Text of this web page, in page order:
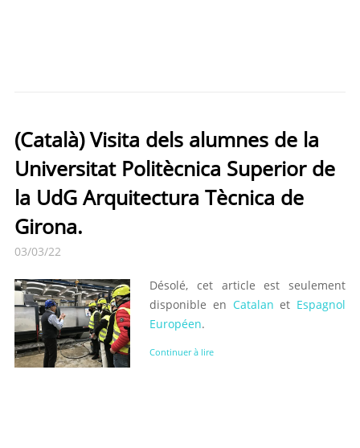
(Català) Visita dels alumnes de la
Universitat Politècnica Superior de
la UdG Arquitectura Tècnica de
Girona.
03/03/22
Désolé, cet article est seulement
disponible en Catalan et Espagnol
Européen.
Continuer à lire